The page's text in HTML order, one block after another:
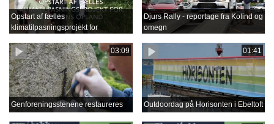
Opstart af fælles
klimatilpasningsprojekt for
Djurs Rally - reportage fra Kolind og
omegn
03:09
Genforeningsstenene restaureres
01:41
Outdoordag på Horisonten i Ebeltoft